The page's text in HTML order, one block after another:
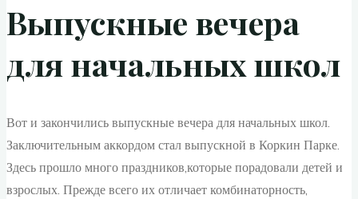
Выпускные вечера
для начальных школ
Вот и закончились выпускные вечера для начальных школ.
Заключительным аккордом стал выпускной в Коркин Парке.
Здесь прошло много праздников,которые порадовали детей и
взрослых. Прежде всего их отличает комбинаторность,